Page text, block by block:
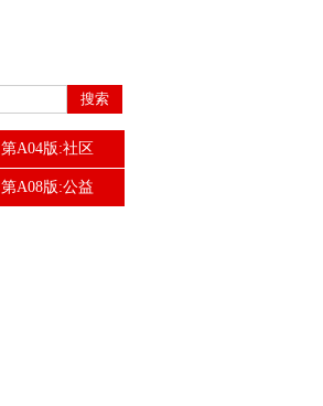
搜索
第A04版:社区
第A08版:公益